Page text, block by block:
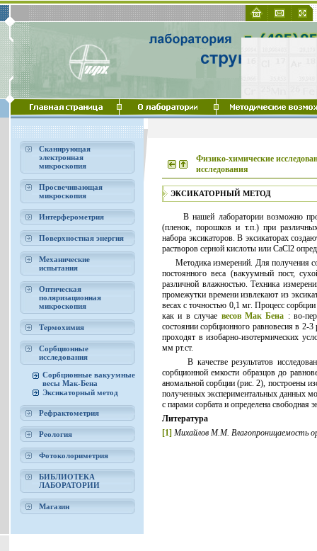
Сканирующая
электронная
микроскопия
Просвечивающая
микроскопия
Интерферометрия
Поверхностная энергия
Механические
испытания
Оптическая
поляризационная
микроскопия
Термохимия
Сорбционные
исследования
Сорбционные вакуумные
весы Мак-Бена
Эксикаторный метод
Рефрактометрия
Реология
Фотоколориметрия
БИБЛИОТЕКА
ЛАБОРАТОРИИ
Магазин
Физико-химические
исследования
ЭКСИКАТОРНЫЙ МЕТОД
В нашей лаборатории возможно
(пленок, порошков и т.п.) при
набора эксикаторов. В эксикаторах
растворов серной кислоты или CaCl2
Методика измерений. Для получения
постоянного веса (вакуумный пост,
различной влажностью. Техника
промежутки времени извлекают из
весах с точностью 0,1 мг. Процесс
как и в случае весов Мак Бена : во-
состоянии сорбционного равновесия в 2-
проходят в изобарно-изотермических
мм рт.ст.
В качестве результатов
сорбционной емкости образцов до
аномальной сорбции (рис. 2), построены
полученных экспериментальных данных
с парами сорбата и определена свободная
Литература
[1] Михайлов М.М. Влагопроницаемость